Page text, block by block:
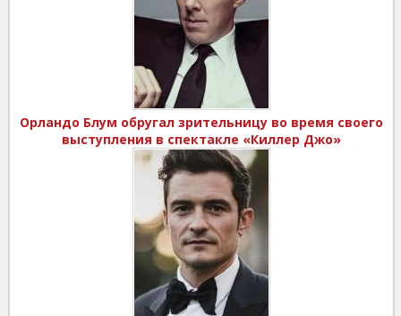
Орландо Блум обругал зрительницу во время своего
выступления в спектакле «Киллер Джо»